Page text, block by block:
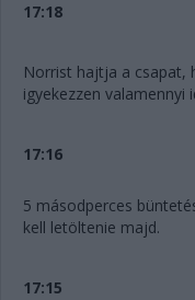
17:18
Norrist hajtja a csapat,
igyekezzen valamennyi
17:16
5 másodperces
kell letöltenie majd.
17:15